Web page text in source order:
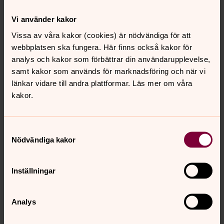
Vi använder kakor
Vissa av våra kakor (cookies) är nödvändiga för att
webbplatsen ska fungera. Här finns också kakor för
analys och kakor som förbättrar din användarupplevelse,
samt kakor som används för marknadsföring och när vi
länkar vidare till andra plattformar. Läs mer om våra
kakor.
Nödvändiga kakor
Inställningar
Analys
Askums kyrka
Askums kyrka är en åttakantig centralkyrka i Askum.
Kyrkan är byggd mellan 1878 och 1880 på platsen där en
medeltida kyrka tidigare stod. Här möter du en rik
historia, intressant arkitektur och en rogivande
Malmöns kyrka
En vacker pärla på Malmön, uppförd 1907. Med sin unika
altartavla av Vilhelmina Lagerholm och en predikstol
av öns kulturella arv.